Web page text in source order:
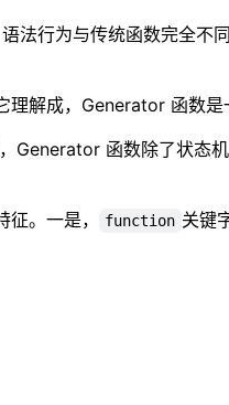
法行为与传统函数完全
解成，Generator 函数是
Generator 函数除了状态
。一是，
function 关键